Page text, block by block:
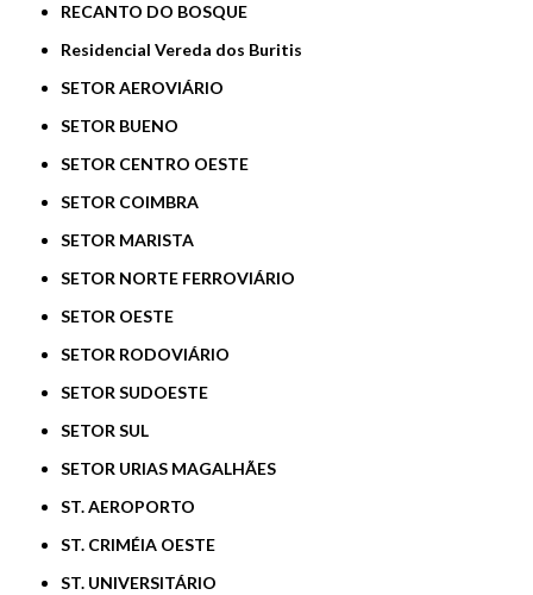
RECANTO DO BOSQUE
Residencial Vereda dos Buritis
SETOR AEROVIÁRIO
SETOR BUENO
SETOR CENTRO OESTE
SETOR COIMBRA
SETOR MARISTA
SETOR NORTE FERROVIÁRIO
SETOR OESTE
SETOR RODOVIÁRIO
SETOR SUDOESTE
SETOR SUL
SETOR URIAS MAGALHÃES
ST. AEROPORTO
ST. CRIMÉIA OESTE
ST. UNIVERSITÁRIO